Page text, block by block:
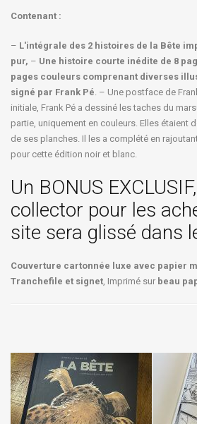
Contenant :
– L'intégrale des 2 histoires de la Bête
pur, – Une histoire courte inédite de 8
pages couleurs comprenant diverses
signé par Frank Pé. – Une postface de
initiale, Frank Pé a dessiné les taches du
partie, uniquement en couleurs. Elles étaient
de ses planches. Il les a complété en
pour cette édition noir et blanc.
Un BONUS
collector pour les
site sera glissé dans
Couverture cartonnée luxe avec papier
Tranchefile et signet, Imprimé sur beau